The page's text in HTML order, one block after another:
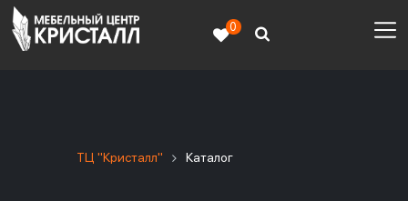
0
ТЦ "Кристалл" Каталог